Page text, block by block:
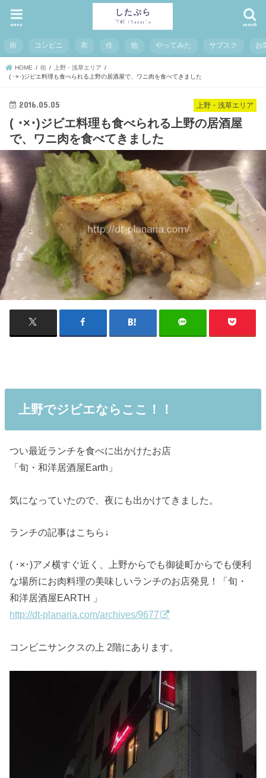
search
menu
街 コンビニ 衣 住 他 やってみた サブスク お
HOME 街
上野・浅草エリア
( ･×･)ジビエ料理も食べられる上野の居酒屋で、ワニ肉を食べてきました
上野・浅草エリア
2016.05.05
( ･×･)ジビエ料理も食べられる上野の居酒屋
で、ワニ肉を食べてきました
上野でジビエならここ！！
つい最近ランチを食べに出かけたお店
「旬・和洋居酒屋Earth」
気になっていたので、夜にも出かけてきました。
ランチの記事はこちら↓
( ･×･)アメ横すぐ近く、上野からでも御徒町からでも便利
な場所にお肉料理の美味しいランチのお店発見！「旬・
和洋居酒屋EARTH 」
http://dt-planaria.com/archives/9677
コンビニサンクスの上 2階にあります。